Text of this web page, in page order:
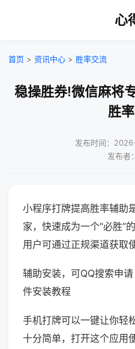
心
首页 > 资讯中心 > 胜率交流
稳操胜券!微信麻将
胜
发布时间：
发布者
小程序打牌提高胜率辅助
家，快速成为一个“必胜”
用户可通过正规渠道获取
辅助安装，可QQ搜索申
件安装教程
手机打牌可以一键让你轻
十分简单，打开这个应用